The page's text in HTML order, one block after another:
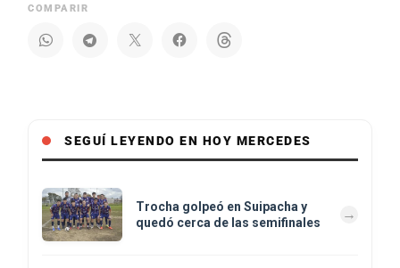
COMPARIR
SEGUÍ LEYENDO EN HOY MERCEDES
Trocha golpeó en Suipacha y
quedó cerca de las semifinales